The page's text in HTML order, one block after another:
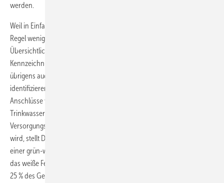
werden.
Weil in Einfamilienhäusern oder vergleichbaren Gebäuden in der
Regel wenige Absperrungen installiert sind, kann wegen der
Übersichtlichkeit in solchen Gebäuden auf
Kennzeichnungen/Bezeichnungsschilder verzichtet werden. Dies gilt
übrigens auch für Absperrarmaturen eines eindeutig zu
identifizierenden Bereichs, wie eines Sanitärraumes, oder die
Anschlüsse von Geräten oder Apparaten. Damit die Forderung der
Trinkwasserverordnung, Leitungen unterschiedlicher
Versorgungssysteme farblich unterschiedlich zu kennzeichnen, erfüllt
wird, stellt DIN 2403 die Anforderung, dass Trinkwasserleitungen mit
einer grün-weiß-grünen Farbmarkierung zu kennzeichnen sind, wobei
das weiße Feld 50 % des Gesamtfeldes und die grünen Seitenränder je
25 % des Gesamtfeldes umfassen müssen. Im weißen Feld sind die